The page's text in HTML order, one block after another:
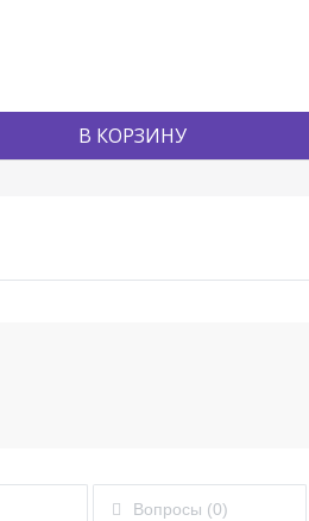
В КОРЗИНУ
Вопросы (0)